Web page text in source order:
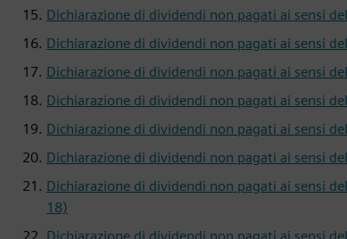
Dichiarazione di dividendi non pagati ai sensi
Dichiarazione di dividendi non pagati ai sensi
Dichiarazione di dividendi non pagati ai sensi
Dichiarazione di dividendi non pagati ai sensi
Dichiarazione di dividendi non pagati ai sensi
Dichiarazione di dividendi non pagati ai sensi
Dichiarazione di dividendi non pagati ai sensi
18)